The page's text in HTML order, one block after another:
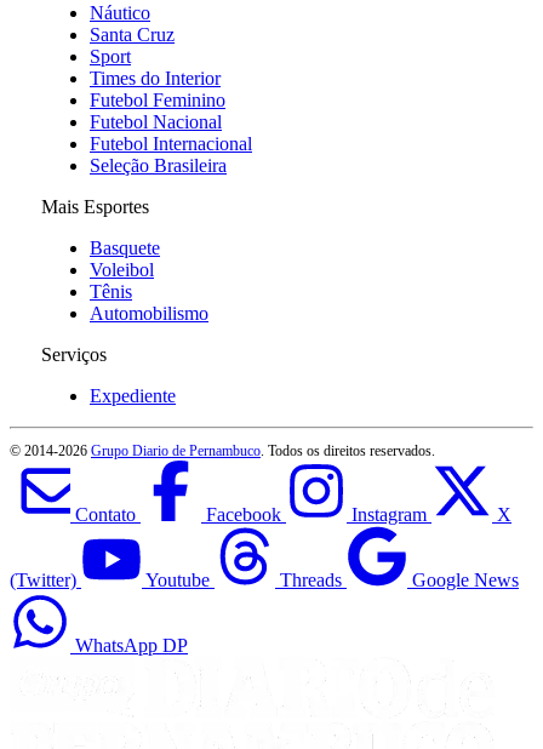
Náutico
Santa Cruz
Sport
Times do Interior
Futebol Feminino
Futebol Nacional
Futebol Internacional
Seleção Brasileira
Mais Esportes
Basquete
Voleibol
Tênis
Automobilismo
Serviços
Expediente
© 2014-2026 Grupo Diario de Pernambuco . Todos os direitos reservados.
Contato Facebook Instagram X
(Twitter) Youtube Threads Google News
WhatsApp DP